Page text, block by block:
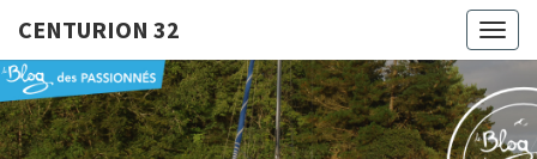
CENTURION 32